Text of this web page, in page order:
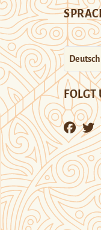
Deutsch
FOLGT